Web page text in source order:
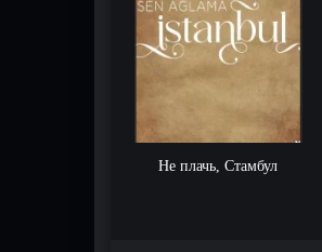
Не плачь, Стамбул